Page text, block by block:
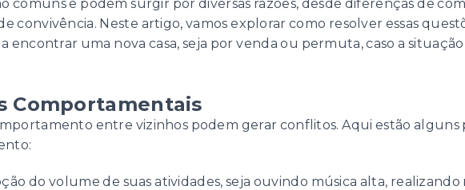
comuns e podem surgir por diversas razões, desde diferenças de
convivência. Neste artigo, vamos explorar como resolver essas
encontrar uma nova casa, seja por venda ou permuta, caso a
Comportamentais
entre vizinhos podem gerar conflitos. Aqui estão alguns
do volume de suas atividades, seja ouvindo música alta, realizando